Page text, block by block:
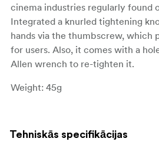
cinema industries regularly found
Integrated a knurled tightening
hands via the thumbscrew, which
for users. Also, it comes with a
Allen wrench to re-tighten it.
Weight: 45g
Tehniskās specifikācijas